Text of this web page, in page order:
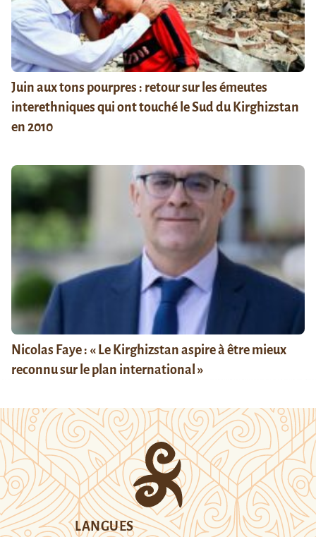
Juin aux tons pourpres : retour sur les émeutes
interethniques qui ont touché le Sud du Kirghizstan
en 2010
Nicolas Faye : « Le Kirghizstan aspire à être mieux
reconnu sur le plan international »
LANGUES